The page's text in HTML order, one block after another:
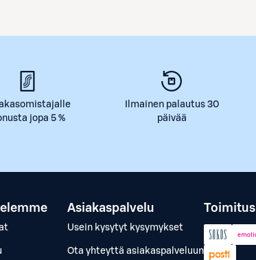
jopa 5 %
Ilmainen palautus 30
päivää
Asiakaspalvelu
Usein kysytyt kysymykset
Ota yhteyttä asiakaspalveluun
Toimitus